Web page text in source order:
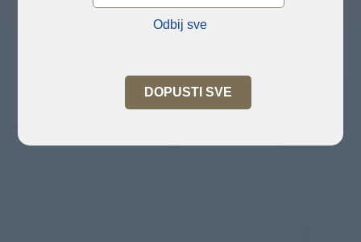
Odbij sve
DOPUSTI SVE